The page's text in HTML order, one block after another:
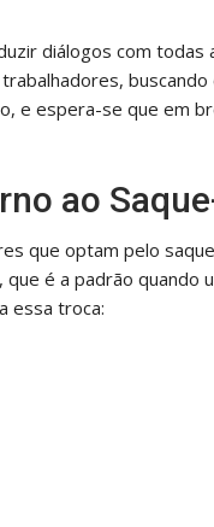
diálogos com todas
e espera-se que em
ao
que optam pelo
é a padrão quando
essa troca: